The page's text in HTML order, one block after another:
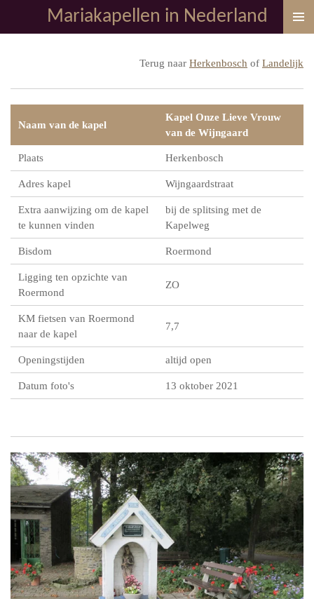
direct
Mariakapellen in Nederland
Terug naar Herkenbosch of Landelijk
Naam van de kapel
Kapel Onze Lieve Vrouw
van de Wijngaard
Plaats Herkenbosch
Adres kapel Wijngaardstraat
Extra aanwijzing om de kapel
te kunnen vinden
bij de splitsing met de
Kapelweg
Bisdom Roermond
Ligging ten opzichte van
Roermond
ZO
KM fietsen van Roermond
naar de kapel
7,7
Openingstijden altijd open
Datum foto's 13 oktober 2021